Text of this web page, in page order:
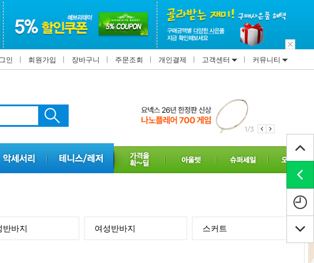
인 회원가입 장바구니 주문조회 개인결제 고객센터 커뮤니티
2/3
반바지 여성반바지 스커트